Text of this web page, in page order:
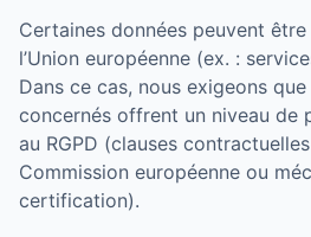
Certaines données peuvent
l’Union européenne (ex. :
Dans ce cas, nous exigeons
concernés offrent un niveau de
au RGPD (clauses
Commission européenne ou
certification).